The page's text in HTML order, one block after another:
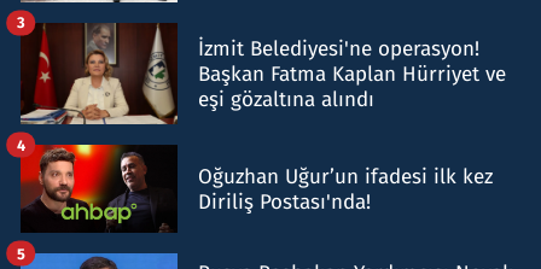
İzmit Belediyesi'ne operasyon!
Başkan Fatma Kaplan Hürriyet ve
eşi gözaltına alındı
3
Oğuzhan Uğur’un ifadesi ilk kez
Diriliş Postası'nda!
4
5